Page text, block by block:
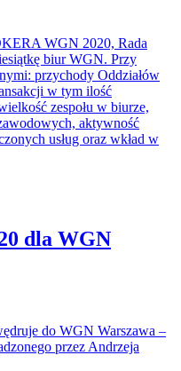
WGN 2020, Rada
biur WGN. Przy
przychody Oddziałów
w tym ilość
zespołu w biurze,
aktywność
usług oraz wkład w
dla WGN
do WGN Warszawa –
przez Andrzeja